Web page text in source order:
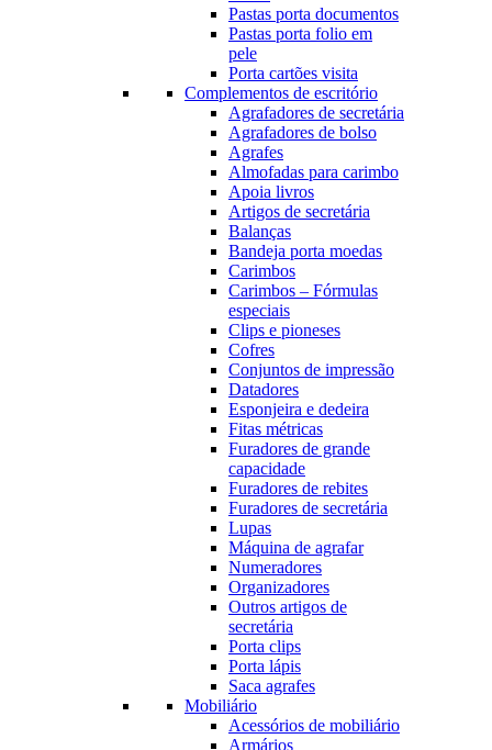
Pastas porta documentos
Pastas porta folio em
pele
Porta cartões visita
Complementos de escritório
Agrafadores de secretária
Agrafadores de bolso
Agrafes
Almofadas para carimbo
Apoia livros
Artigos de secretária
Balanças
Bandeja porta moedas
Carimbos
Carimbos – Fórmulas
especiais
Clips e pioneses
Cofres
Conjuntos de impressão
Datadores
Esponjeira e dedeira
Fitas métricas
Furadores de grande
capacidade
Furadores de rebites
Furadores de secretária
Lupas
Máquina de agrafar
Numeradores
Organizadores
Outros artigos de
secretária
Porta clips
Porta lápis
Saca agrafes
Mobiliário
Acessórios de mobiliário
Armários